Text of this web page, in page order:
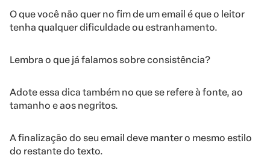
O que você não quer no fim de um email é que o leitor
tenha qualquer dificuldade ou estranhamento.
Lembra o que já falamos sobre consistência?
Adote essa dica também no que se refere à fonte, ao
tamanho e aos negritos.
A finalização do seu email deve manter o mesmo estilo
do restante do texto.